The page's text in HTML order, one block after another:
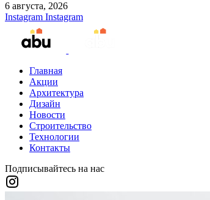
6 августа, 2026
Instagram Instagram
Главная
Акции
Архитектура
Дизайн
Новости
Строительство
Технологии
Контакты
Подписывайтесь на нас